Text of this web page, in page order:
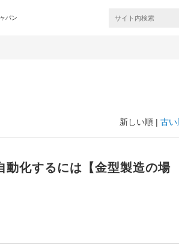
パン
新しい順 | 古い
動化するには【金型製造の場